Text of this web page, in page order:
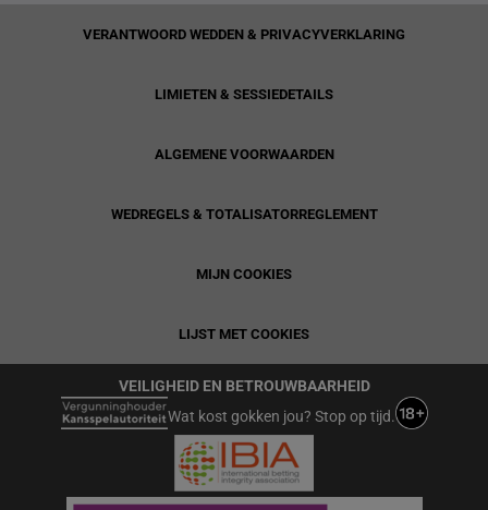
VERANTWOORD WEDDEN & PRIVACYVERKLARING
LIMIETEN & SESSIEDETAILS
ALGEMENE VOORWAARDEN
WEDREGELS & TOTALISATORREGLEMENT
MIJN COOKIES
LIJST MET COOKIES
VEILIGHEID EN BETROUWBAARHEID
Wat kost gokken jou? Stop op tijd.